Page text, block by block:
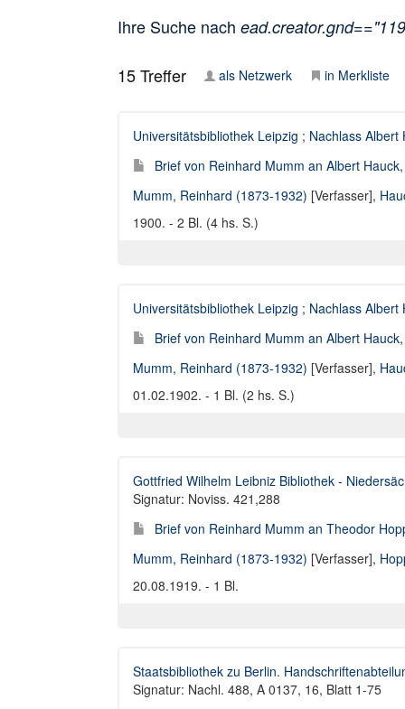
Ihre Suche nach
15Treffer als Netzwerk in Merkliste
Universitätsbibliothek Leipzig ; Nachlass Albert
Brief von Reinhard Mumm an Albert
Mumm, Reinhard (1873-1932) [Verfasser],
1900. - 2 Bl. (4 hs. S.)
Universitätsbibliothek Leipzig ; Nachlass Albert
Brief von Reinhard Mumm an Albert
Mumm, Reinhard (1873-1932) [Verfasser],
01.02.1902. - 1 Bl. (2 hs. S.)
Gottfried Wilhelm Leibniz Bibliothek -
Signatur: Noviss. 421,288
Brief von Reinhard Mumm an Theodor
Mumm, Reinhard (1873-1932) [Verfasser],
20.08.1919. - 1 Bl.
Staatsbibliothek zu Berlin.
Signatur: Nachl. 488, A 0137, 16, Blatt 1-75